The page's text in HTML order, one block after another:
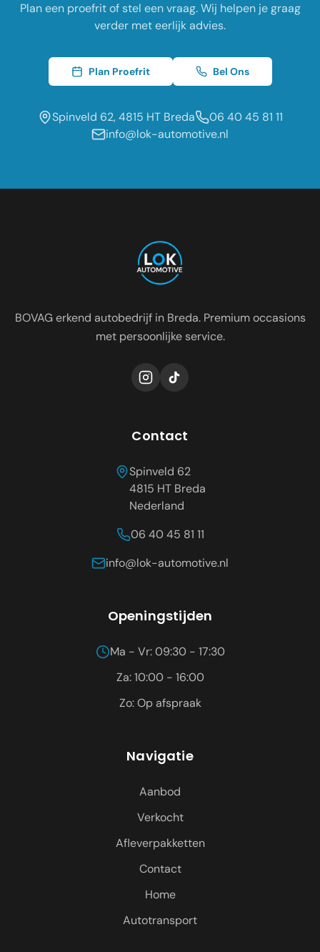
Plan een proefrit of stel een vraag. Wij helpen je graag
verder met eerlijk advies.
Plan Proefrit Bel Ons
Spinveld 62, 4815 HT Breda
06 40 45 81 11
info@lok-automotive.nl
BOVAG erkend autobedrijf in Breda. Premium occasions
met persoonlijke service.
Contact
Spinveld 62
4815 HT Breda
Nederland
06 40 45 81 11
info@lok-automotive.nl
Openingstijden
Ma - Vr: 09:30 - 17:30
Za: 10:00 - 16:00
Zo: Op afspraak
Navigatie
Aanbod
Verkocht
Afleverpakketten
Contact
Home
Autotransport